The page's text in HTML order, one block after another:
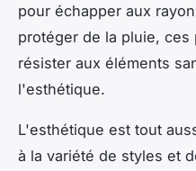
pour échapper aux
protéger de la pluie,
résister aux éléments
l'esthétique.
L'esthétique est tout
à la variété de styles et